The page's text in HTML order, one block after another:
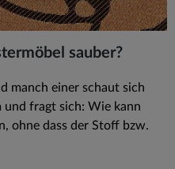
sauber?
manch einer schaut sich
und fragt sich: Wie kann
ohne dass der Stoff bzw.